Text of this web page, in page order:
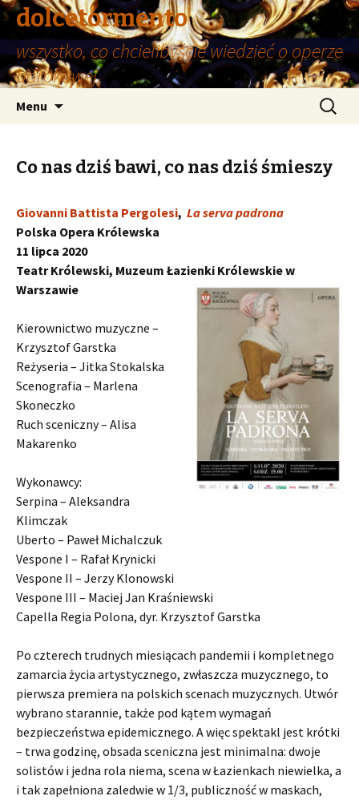
dolcetormento
wszystko, co chcielibyście wiedzieć o operze
barokowej
Menu Szukaj:
Co nas dziś bawi, co nas dziś śmieszy
Giovanni Battista Pergolesi, La serva padrona
Polska Opera Królewska
11 lipca 2020
Teatr Królewski, Muzeum Łazienki Królewskie w
Warszawie
Kierownictwo muzyczne –
Krzysztof Garstka
Reżyseria – Jitka Stokalska
Scenografia – Marlena
Skoneczko
Ruch sceniczny – Alisa
Makarenko
Wykonawcy:
Serpina – Aleksandra
Klimczak
Uberto – Paweł Michalczuk
Vespone I – Rafał Krynicki
Vespone II – Jerzy Klonowski
Vespone III – Maciej Jan Kraśniewski
Capella Regia Polona, dyr. Krzysztof Garstka
Po czterech trudnych miesiącach pandemii i kompletnego
zamarcia życia artystycznego, zwłaszcza muzycznego, to
pierwsza premiera na polskich scenach muzycznych. Utwór
wybrano starannie, także pod kątem wymagań
bezpieczeństwa epidemicznego. A więc spektakl jest krótki
– trwa godzinę, obsada sceniczna jest minimalna: dwoje
solistów i jedna rola niema, scena w Łazienkach niewielka, a
i tak zapełniona zaledwie w 1/3, publiczność w maskach,